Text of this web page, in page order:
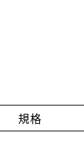
規格